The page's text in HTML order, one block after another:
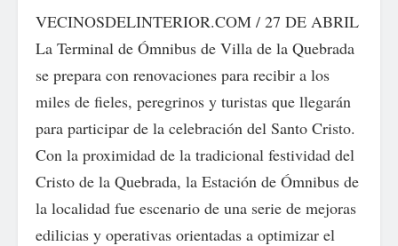
VECINOSDELINTERIOR.COM / 27 DE ABRIL
La Terminal de Ómnibus de Villa de la Quebrada
se prepara con renovaciones para recibir a los
miles de fieles, peregrinos y turistas que llegarán
para participar de la celebración del Santo Cristo.
Con la proximidad de la tradicional festividad del
Cristo de la Quebrada, la Estación de Ómnibus de
la localidad fue escenario de una serie de mejoras
edilicias y operativas orientadas a optimizar el